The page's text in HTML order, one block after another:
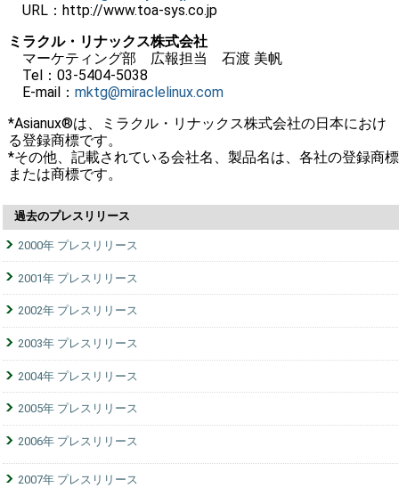
URL：http://www.toa-sys.co.jp
ミラクル・リナックス株式会社
マーケティング部 広報担当 石渡 美帆
Tel：03-5404-5038
E-mail： mktg@miraclelinux.com
*Asianux®は、ミラクル・リナックス株式会社の日本におけ
る登録商標です。
*その他、記載されている会社名、製品名は、各社の登録商標
または商標です。
過去のプレスリリース
2000年 プレスリリース
2001年 プレスリリース
2002年 プレスリリース
2003年 プレスリリース
2004年 プレスリリース
2005年 プレスリリース
2006年 プレスリリース
2007年 プレスリリース